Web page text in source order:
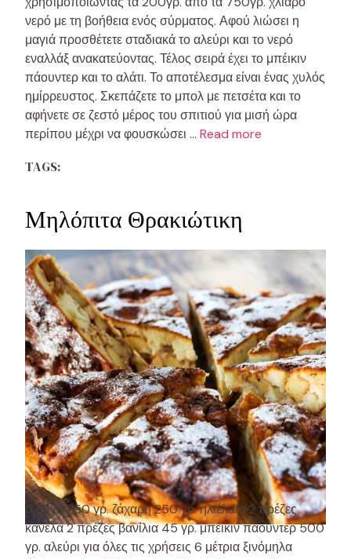
νερό με τη βοήθεια ενός σύρματος. Αφού λιώσει η
μαγιά προσθέτετε σταδιακά το αλεύρι και το νερό
εναλλάξ ανακατεύοντας. Τέλος σειρά έχει το μπέικιν
πάουντερ και το αλάτι. Το αποτέλεσμα είναι ένας χυλός
ημίρρευστος. Σκεπάζετε το μπολ με πετσέτα και το
αφήνετε σε ζεστό μέρος του σπιτιού για μισή ώρα
περίπου μέχρι να φουσκώσει … Read more
TAGS:
Μηλόπιτα Θρακιώτικη
5 αυγά 250 γρ. ζάχαρη 250 γρ. ηλιέλαιο 2 πρέζες
κανέλα 2 πρέζες βανίλια 45 γρ. μπέικιν πάουντερ 500
γρ. αλεύρι για όλες τις χρήσεις 6 μέτρια ξινόμηλα